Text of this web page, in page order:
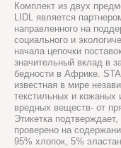
Комплект из двух
LIDL является
направленного на
социального и
начала цепочки
значительный вклад в
бедности в Африке.
известная в мире
текстильных и кожаных
вредных веществ- от
Этикетка
проверено на
95% хлопок, 5%